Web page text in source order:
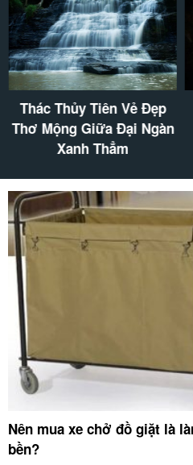
Thác Thủy Tiên Vẻ Đẹp
Thơ Mộng Giữa Đại Ngàn
Xanh Thẳm
Nên mua xe chở đồ giặt là
bền?